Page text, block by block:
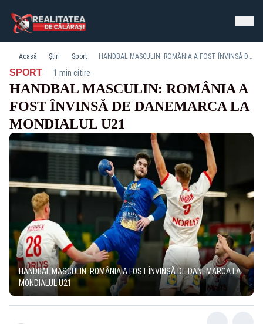
Acasă Știri Sport HANDBAL MASCULIN: ROMÂNIA A FOST ÎNVINSĂ DE DANEMARCA LA MONDIALUL U21
SPORT· 1 min citire
HANDBAL MASCULIN: ROMÂNIA A
FOST ÎNVINSĂ DE DANEMARCA LA
MONDIALUL U21
HANDBAL MASCULIN: ROMÂNIA A FOST ÎNVINSĂ DE DANEMARCA LA
MONDIALUL U21